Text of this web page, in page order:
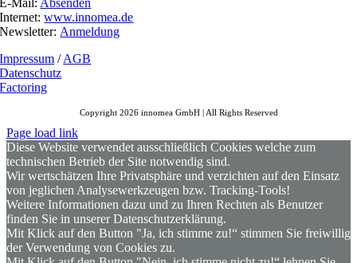
Internet:www.innomea.de
Newsletter: Anmeldung
Impressum /AGB
Datenschutz
Factoring
Copyright 2026 innomea GmbH | All Rights Reserved
Page load link
Diese Website verwendet ausschließlich Cookies welche zum
technischen Betrieb der Site notwendig sind.
Wir wertschätzen Ihre Privatsphäre und verzichten auf den Einsatz
von jeglichen Analysewerkzeugen bzw. Tracking-Tools!
Weitere Informationen dazu und zu Ihren Rechten als Benutzer
finden Sie in unserer Datenschutzerklärung.
Mit Klick auf den Button "Ja, ich stimme zu!“ stimmen Sie freiwillig
der Verwendung von Cookies zu.